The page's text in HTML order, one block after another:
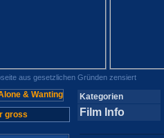
aus gesetzlichen Gründen zensiert
gross
Kategorien
Film Info